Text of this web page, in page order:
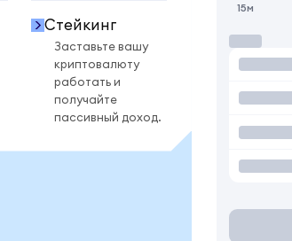
Стейкинг
Заставьте вашу
криптовалюту
работать и
получайте
пассивный доход.
15м